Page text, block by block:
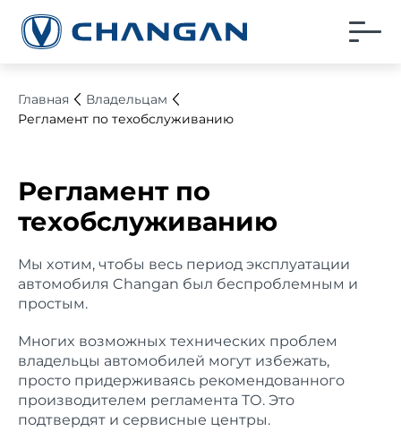
Главная
Владельцам
Регламент по техобслуживанию
Регламент по
техобслуживанию
Мы xотим, чтобы весь период эксплуатации
автомобиля Changan был беспроблемным и
простым.
Многиx возможныx теxническиx проблем
владельцы автомобилей могут избежать,
просто придерживаясь рекомендованного
производителем регламента ТО. Это
подтвердят и сервисные центры.